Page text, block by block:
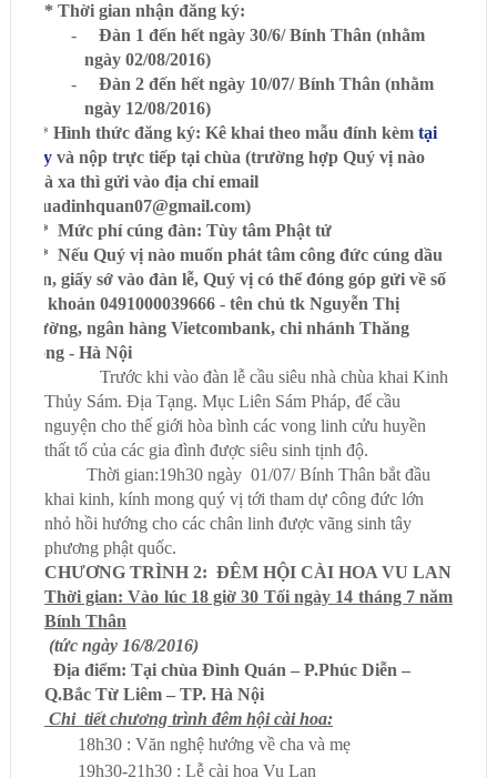
* Thời gian nhận đăng ký:
- Đàn 1 đến hết ngày 30/6/ Bính Thân (nhằm
ngày 02/08/2016)
- Đàn 2 đến hết ngày 10/07/ Bính Thân (nhằm
ngày 12/08/2016)
* Hình thức đăng ký: Kê khai theo mẫu đính kèm tại
đâyvà nộp trực tiếp tại chùa (trường hợp Quý vị nào
nhà xa thì gửi vào địa chỉ email
chuadinhquan07@gmail.com)
* Mức phí cúng đàn: Tùy tâm Phật tử
* Nếu Quý vị nào muốn phát tâm công đức cúng dầu
đèn, giấy sớ vào đàn lễ, Quý vị có thể đóng góp gửi về số
tài khoản 0491000039666 - tên chủ tk Nguyễn Thị
Hường, ngân hàng Vietcombank, chi nhánh Thăng
Long - Hà Nội
Trước khi vào đàn lễ cầu siêu nhà chùa khai Kinh
Thủy Sám. Địa Tạng. Mục Liên Sám Pháp, để cầu
nguyện cho thế giới hòa bình các vong linh cửu huyền
thất tổ của các gia đình được siêu sinh tịnh độ.
Thời gian:19h30 ngày 01/07/ Bính Thân bắt đầu
khai kinh, kính mong quý vị tới tham dự công đức lớn
nhỏ hồi hướng cho các chân linh được vãng sinh tây
phương phật quốc.
CHƯƠNG TRÌNH 2: ĐÊM HỘI CÀI HOA VU LAN
Thời gian: Vào lúc 18 giờ 30 Tối ngày 14 tháng 7 năm
Bính Thân
(tức ngày 16/8/2016)
Địa điểm: Tại chùa Đình Quán – P.Phúc Diễn –
Q.Bắc Từ Liêm – TP. Hà Nội
Chi tiết chương trình đêm hội cài hoa:
18h30 : Văn nghệ hướng về cha và mẹ
19h30-21h30 : Lễ cài hoa Vu Lan